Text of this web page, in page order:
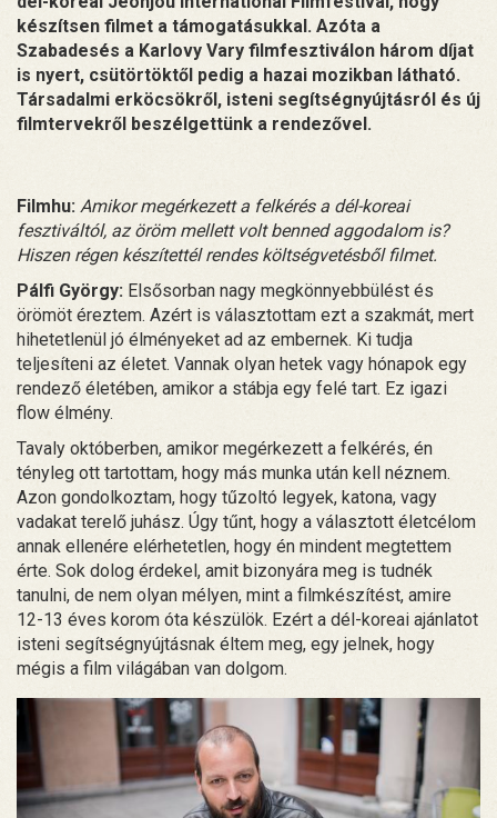
készítsen filmet a támogatásukkal. Azóta a
Szabadesés a Karlovy Vary filmfesztiválon három díjat
is nyert, csütörtöktől pedig a hazai mozikban látható.
Társadalmi erköcsökről, isteni segítségnyújtásról és új
filmtervekről beszélgettünk a rendezővel.
Filmhu: Amikor megérkezett a felkérés a dél-koreai
fesztiváltól, az öröm mellett volt benned aggodalom is?
Hiszen régen készítettél rendes költségvetésből filmet.
Pálfi György: Elsősorban nagy megkönnyebbülést és
örömöt éreztem. Azért is választottam ezt a szakmát, mert
hihetetlenül jó élményeket ad az embernek. Ki tudja
teljesíteni az életet. Vannak olyan hetek vagy hónapok egy
rendező életében, amikor a stábja egy felé tart. Ez igazi
flow élmény.
Tavaly októberben, amikor megérkezett a felkérés, én
tényleg ott tartottam, hogy más munka után kell néznem.
Azon gondolkoztam, hogy tűzoltó legyek, katona, vagy
vadakat terelő juhász. Úgy tűnt, hogy a választott életcélom
annak ellenére elérhetetlen, hogy én mindent megtettem
érte. Sok dolog érdekel, amit bizonyára meg is tudnék
tanulni, de nem olyan mélyen, mint a filmkészítést, amire
12-13 éves korom óta készülök. Ezért a dél-koreai ajánlatot
isteni segítségnyújtásnak éltem meg, egy jelnek, hogy
mégis a film világában van dolgom.